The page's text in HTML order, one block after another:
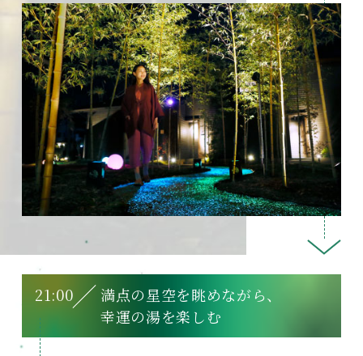
21:00
満点の星空を眺めながら、
幸運の湯を楽しむ